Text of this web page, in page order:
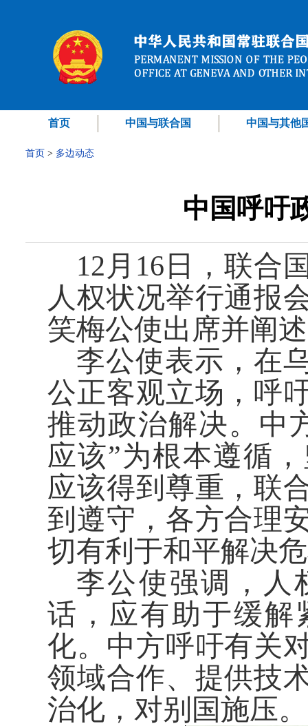
首页 中国与联合国 中国与其他
首页 > 多边动态
中国呼吁
12月16日，联合
人权状况举行通报
笑梅公使出席并阐
李公使表示，在
公正客观立场，呼
推动政治解决。中
应该”为根本遵循
应该得到尊重，联
到遵守，各方合理
切有利于和平解决
李公使强调，人
话，应有助于缓解
化。中方呼吁有关
领域合作、提供技
治化，对别国施压。